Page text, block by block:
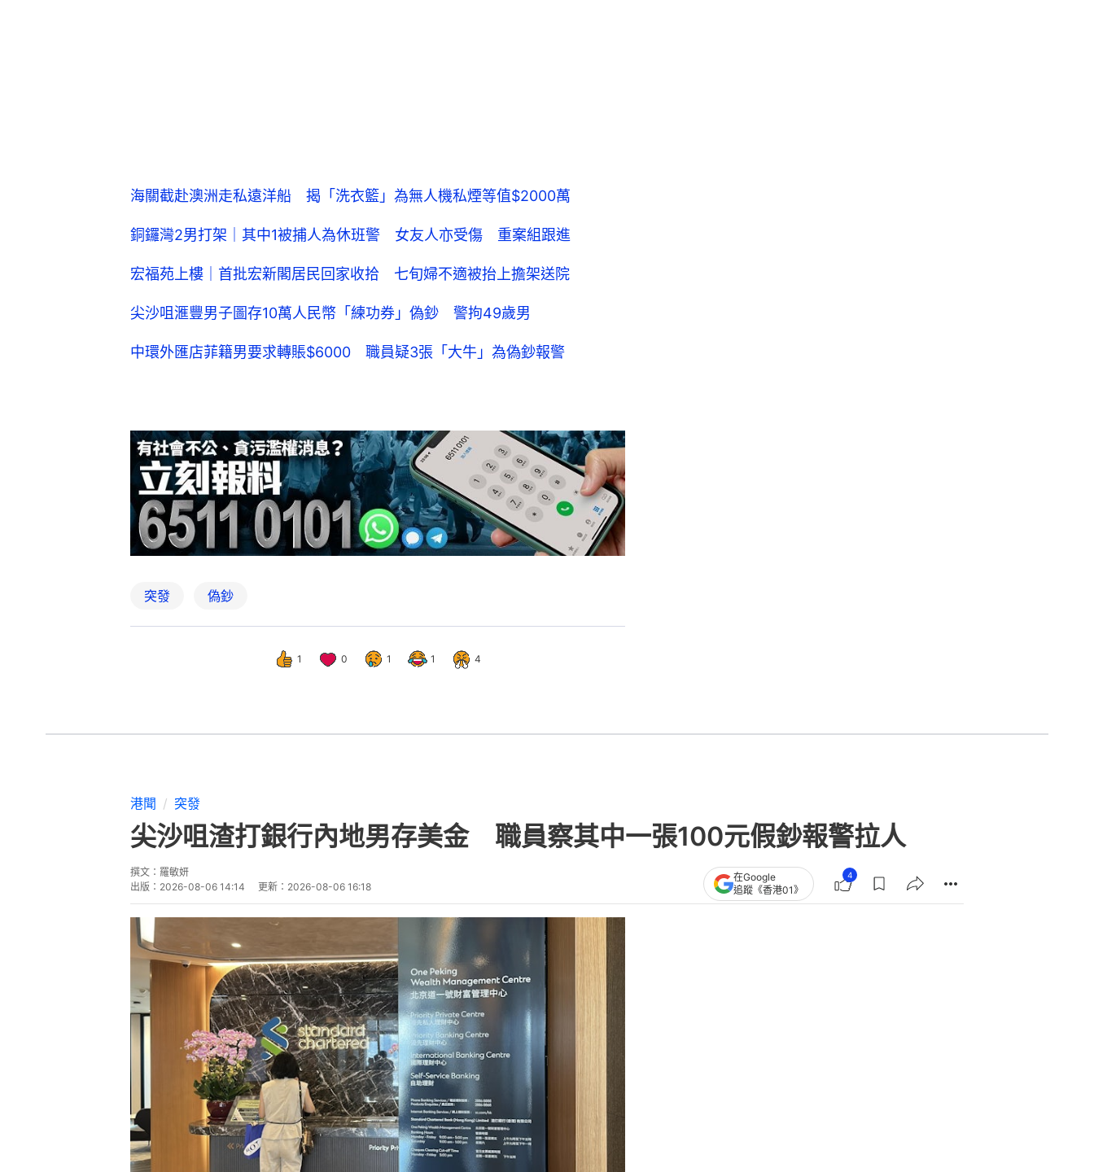
海關截赴澳洲走私遠洋船 揭「洗衣籃」為無人機私煙等值$2000萬
銅鑼灣2男打架｜其中1被捕人為休班警 女友人亦受傷 重案組跟進
宏福苑上樓｜首批宏新閣居民回家收拾 七旬婦不適被抬上擔架送院
尖沙咀滙豐男子圖存10萬人民幣「練功券」偽鈔 警拘49歲男
中環外匯店菲籍男要求轉賬$6000 職員疑3張「大牛」為偽鈔報警
突發 偽鈔
1 0 1 1 4
港聞 突發
尖沙咀渣打銀行內地男存美金 職員察其中一張100元假鈔報警拉人
撰文： 羅敏妍
出版： 2026-08-06 14:14 更新： 2026-08-06 16:18
在Google
追蹤《香港01》
4